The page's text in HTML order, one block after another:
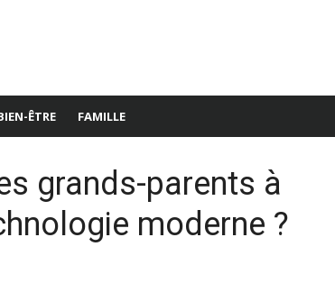
ÊTRE FAMILLE
grands-parents à
moderne ?